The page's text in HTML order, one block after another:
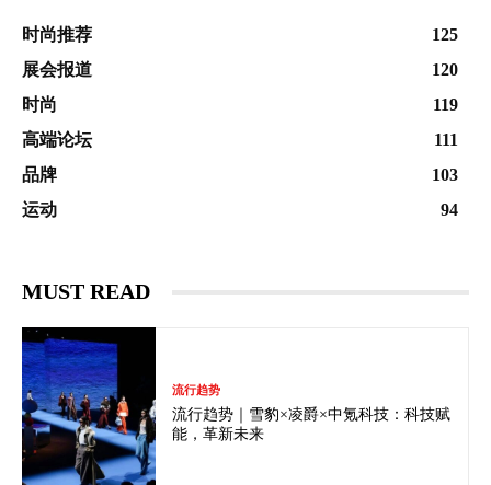
时尚推荐
125
展会报道
120
时尚
119
高端论坛
111
品牌
103
运动
94
MUST READ
流行趋势
流行趋势｜雪豹×凌爵×中氪科技：科技赋
能，革新未来